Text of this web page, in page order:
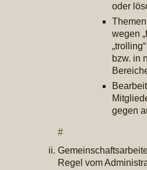
oder
wegen
bzw. in
gegen
#
Regel vom